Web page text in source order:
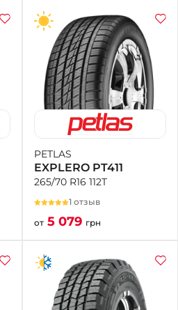
PETLAS
EXPLERO PT411
265/70 R16 112T
1 отзыв
от 5 079 грн